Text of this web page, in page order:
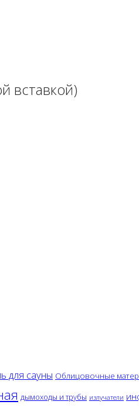
вставкой)
для сауны Облицовочные
дымоходы и трубы излучатели